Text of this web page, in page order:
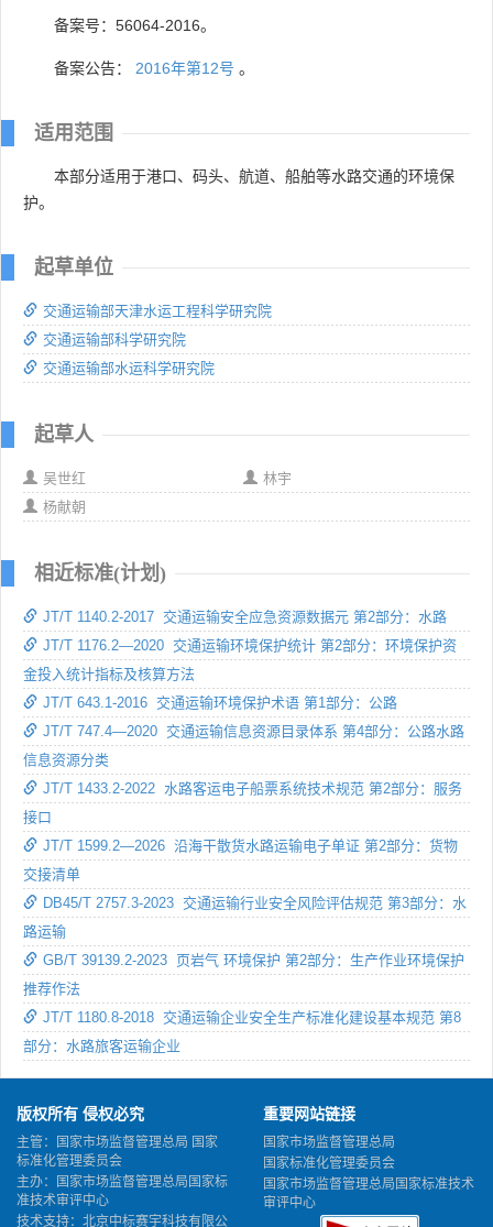
备案号：56064-2016。
备案公告： 2016年第12号 。
适用范围
本部分适用于港口、码头、航道、船舶等水路交通的环境保
护。
起草单位
交通运输部天津水运工程科学研究院
交通运输部科学研究院
交通运输部水运科学研究院
起草人
吴世红
林宇
杨献朝
相近标准(计划)
JT/T 1140.2-2017 交通运输安全应急资源数据元 第2部分：水路
JT/T 1176.2—2020 交通运输环境保护统计 第2部分：环境保护资
金投入统计指标及核算方法
JT/T 643.1-2016 交通运输环境保护术语 第1部分：公路
JT/T 747.4—2020 交通运输信息资源目录体系 第4部分：公路水路
信息资源分类
JT/T 1433.2-2022 水路客运电子船票系统技术规范 第2部分：服务
接口
JT/T 1599.2—2026 沿海干散货水路运输电子单证 第2部分：货物
交接清单
DB45/T 2757.3-2023 交通运输行业安全风险评估规范 第3部分：水
路运输
GB/T 39139.2-2023 页岩气 环境保护 第2部分：生产作业环境保护
推荐作法
JT/T 1180.8-2018 交通运输企业安全生产标准化建设基本规范 第8
部分：水路旅客运输企业
版权所有 侵权必究
主管：国家市场监督管理总局 国家
标准化管理委员会
主办：国家市场监督管理总局国家标
准技术审评中心
技术支持：北京中标赛宇科技有限公
重要网站链接
国家市场监督管理总局
国家标准化管理委员会
国家市场监督管理总局国家标准技术
审评中心